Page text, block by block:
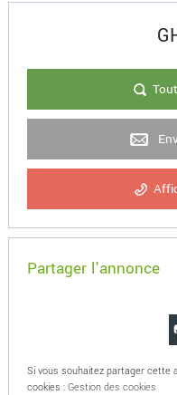
Partager l'annonce
Si vous souhaitez partager cette
cookies : Gestion des cookies